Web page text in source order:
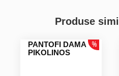
Produse
PANTOFI DAMA
PIKOLINOS